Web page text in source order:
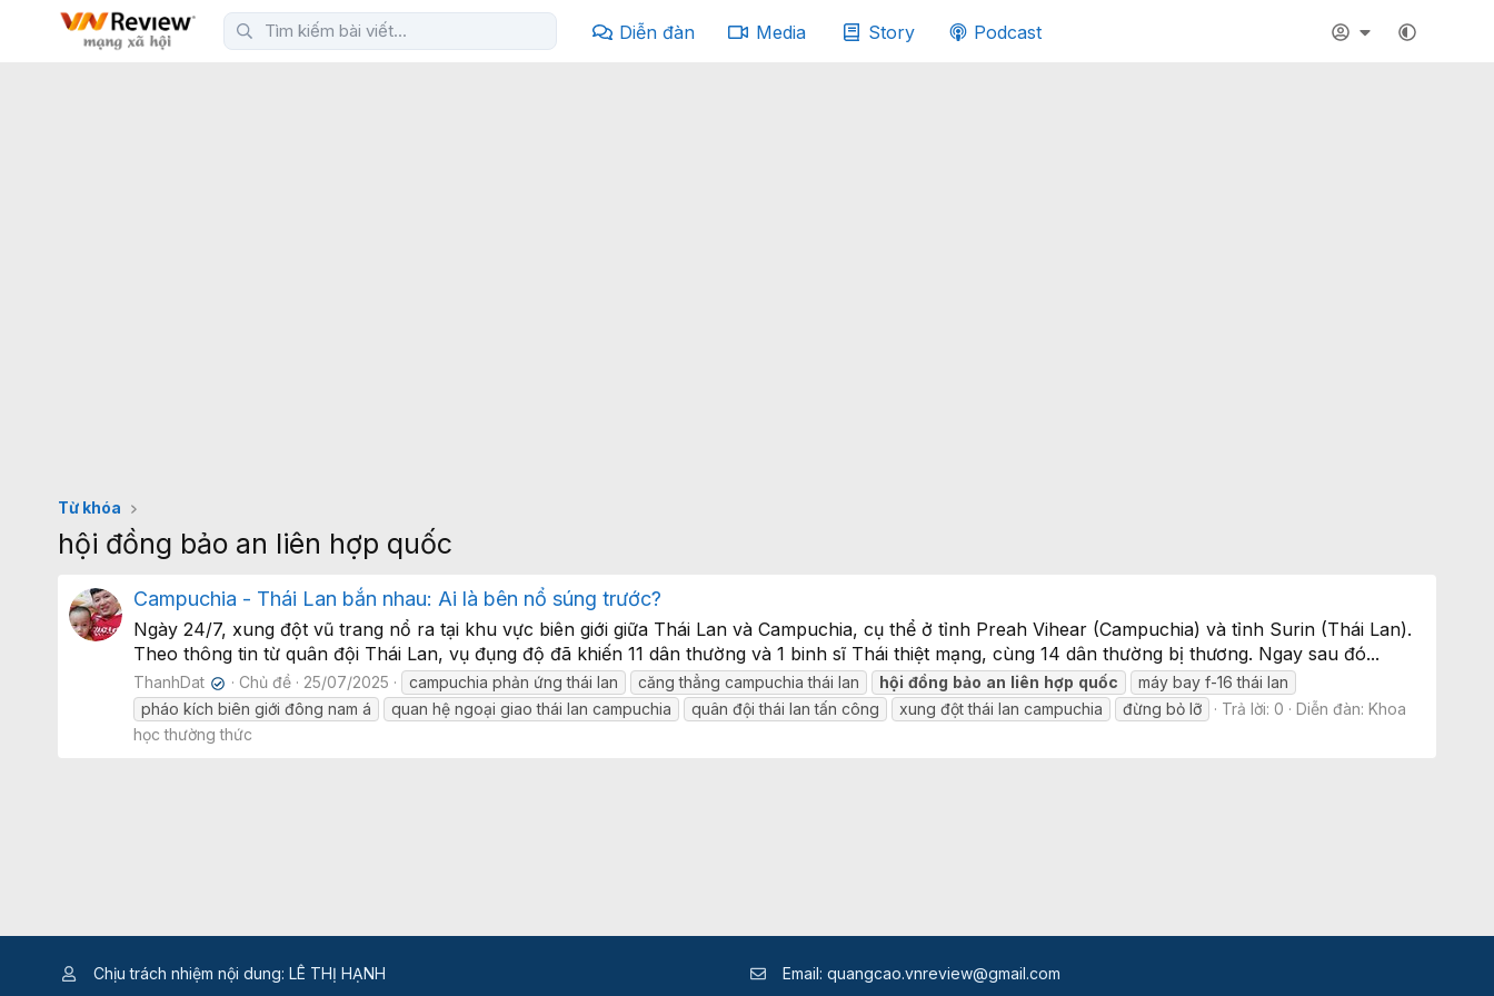
Diễn đàn Media Story Podcast
Từ khóa
hội đồng bảo an liên hợp quốc
Campuchia - Thái Lan bắn nhau: Ai là bên nổ súng trước?
Ngày 24/7, xung đột vũ trang nổ ra tại khu vực biên giới giữa Thái Lan và Campuchia, cụ thể ở tỉnh Preah Vihear (Campuchia) và tỉnh Surin (Thái Lan).
Theo thông tin từ quân đội Thái Lan, vụ đụng độ đã khiến 11 dân thường và 1 binh sĩ Thái thiệt mạng, cùng 14 dân thường bị thương. Ngay sau đó...
ThanhDat ✔ Chủ đề 25/07/2025 campuchia phản ứng thái lan căng thẳng campuchia thái lan hội đồng bảo an liên hợp quốc
máy bay f-16 thái lan
pháo kích biên giới đông nam á
quan hệ ngoại giao thái lan campuchia quân đội thái lan tấn công xung đột thái lan campuchia đừng bỏ lỡ Trả lời: 0 Diễn đàn: Khoa
học thường thức
Chịu trách nhiệm nội dung: LÊ THỊ HẠNH Email: quangcao.vnreview@gmail.com